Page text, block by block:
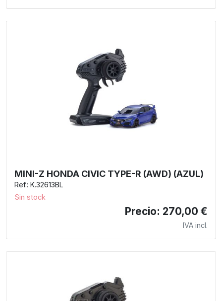
MINI-Z HONDA CIVIC TYPE-R (AWD) (AZUL)
Ref.: K.32613BL
Sin stock
Precio: 270,00 €
IVA incl.